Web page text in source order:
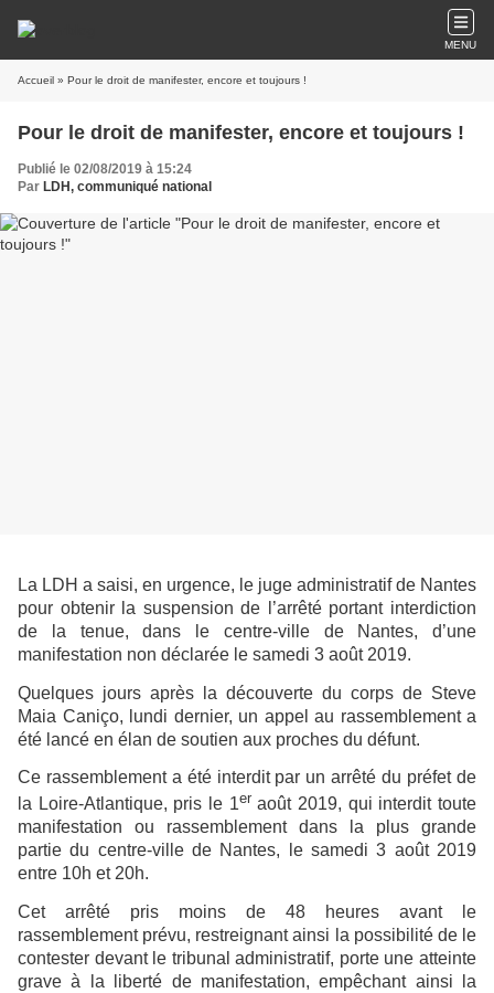
MENU
Accueil » Pour le droit de manifester, encore et toujours !
Pour le droit de manifester, encore et toujours !
Publié le 02/08/2019 à 15:24
Par LDH, communiqué national
La LDH a saisi, en urgence, le juge administratif de Nantes
pour obtenir la suspension de l’arrêté portant interdiction
de la tenue, dans le centre-ville de Nantes, d’une
manifestation non déclarée le samedi 3 août 2019.
Quelques jours après la découverte du corps de Steve
Maia Caniço, lundi dernier, un appel au rassemblement a
été lancé en élan de soutien aux proches du défunt.
Ce rassemblement a été interdit par un arrêté du préfet de
la Loire-Atlantique, pris le 1er août 2019, qui interdit toute
manifestation ou rassemblement dans la plus grande
partie du centre-ville de Nantes, le samedi 3 août 2019
entre 10h et 20h.
Cet arrêté pris moins de 48 heures avant le
rassemblement prévu, restreignant ainsi la possibilité de le
contester devant le tribunal administratif, porte une atteinte
grave à la liberté de manifestation, empêchant ainsi la